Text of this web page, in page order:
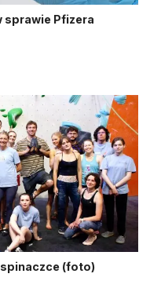
sprawie Pfizera
(foto)